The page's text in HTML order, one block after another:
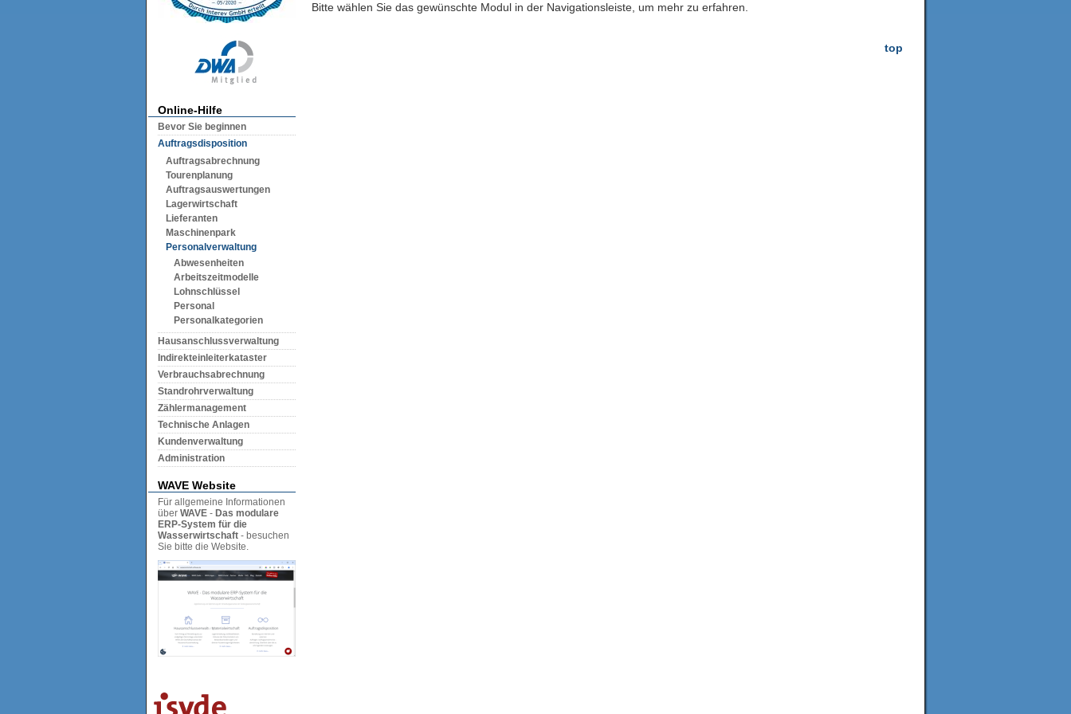
Online-Hilfe
Bevor Sie beginnen
Auftragsdisposition
Auftragsabrechnung
Tourenplanung
Auftragsauswertungen
Lagerwirtschaft
Lieferanten
Maschinenpark
Personalverwaltung
Abwesenheiten
Arbeitszeitmodelle
Lohnschlüssel
Personal
Personalkategorien
Hausanschlussverwaltung
Indirekteinleiterkataster
Verbrauchsabrechnung
Standrohrverwaltung
Zählermanagement
Technische Anlagen
Kundenverwaltung
Administration
WAVE Website
Für allgemeine Informationen
über WAVE - Das modulare
ERP-System für die
Wasserwirtschaft - besuchen
Sie bitte die Website.
Bitte wählen Sie das gewünschte Modul in der Navigationsleiste, um mehr zu erfahren.
top